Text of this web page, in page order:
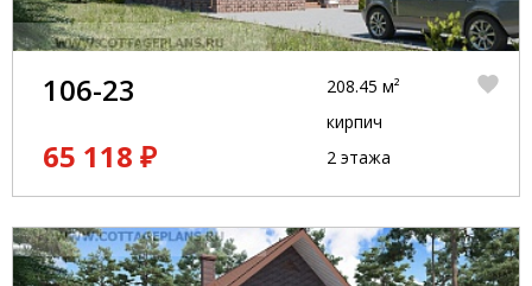
106-23
65 118 ₽
208.45 м²
кирпич
2 этажа